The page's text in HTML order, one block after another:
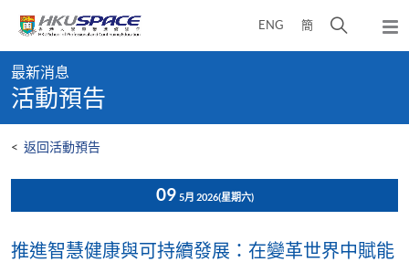
content
ENG 簡
開
彈
出
content
start
最新消息
活動預告
< 返回活動預告
09 5月 2026(星期六)
推進智慧健康與可持續發展：在變革世界中賦能